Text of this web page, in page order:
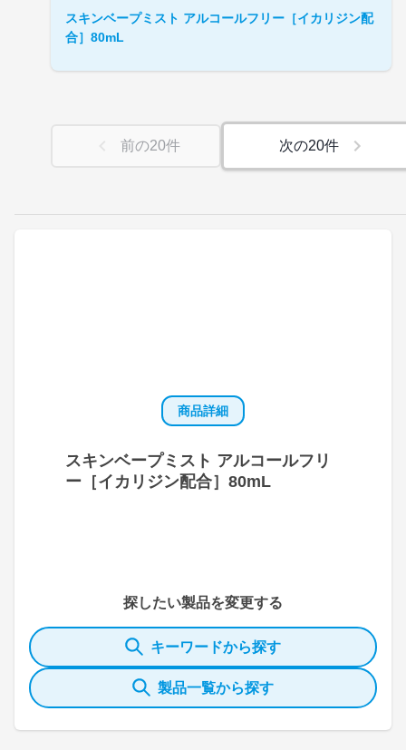
商品詳細
スキンベープミスト アルコールフリ
ー［イカリジン配合］80mL
探したい製品を変更する
キーワードから探す
製品一覧から探す
スキンベープミスト アルコールフリー［イカリジン配
合］80mL
前の20件 次の20件